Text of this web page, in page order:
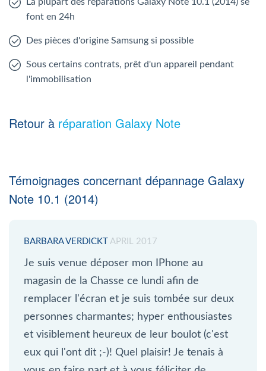
font en 24h
Des pièces d'origine Samsung si possible
Sous certains contrats, prêt d'un appareil pendant
l'immobilisation
Retour à réparation Galaxy Note
Témoignages concernant dépannage Galaxy
Note 10.1 (2014)
BARBARA VERDICKT APRIL 2017
Je suis venue déposer mon IPhone au
magasin de la Chasse ce lundi afin de
remplacer l'écran et je suis tombée sur deux
personnes charmantes; hyper enthousiastes
et visiblement heureux de leur boulot (c'est
eux qui l'ont dit ;-)! Quel plaisir! Je tenais à